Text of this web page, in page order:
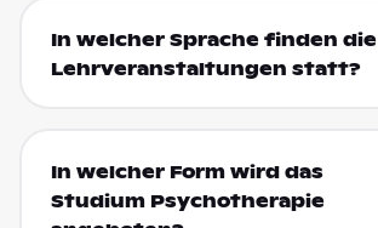
In welcher Sprache finden die
Lehrveranstaltungen statt?
In welcher Form wird das
Studium Psychotherapie